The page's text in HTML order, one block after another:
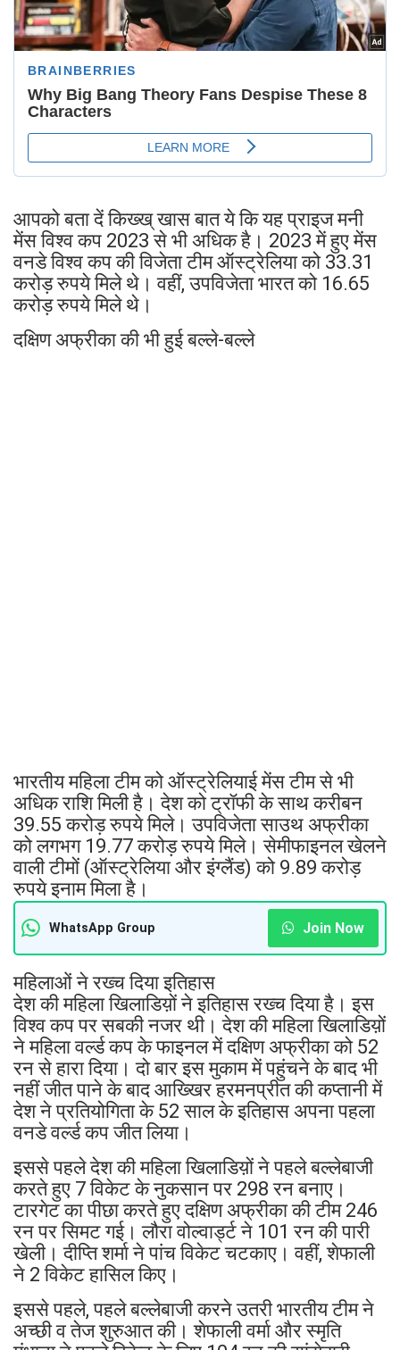
आपको बता दें किख्ख् खास बात ये कि यह प्राइज मनी
मेंस विश्व कप 2023 से भी अधिक है। 2023 में हुए मेंस
वनडे विश्व कप की विजेता टीम ऑस्ट्रेलिया को 33.31
करोड़ रुपये मिले थे। वहीं, उपविजेता भारत को 16.65
करोड़ रुपये मिले थे।
दक्षिण अफ्रीका की भी हुई बल्ले-बल्ले
भारतीय महिला टीम को ऑस्ट्रेलियाई मेंस टीम से भी
अधिक राशि मिली है। देश को ट्रॉफी के साथ करीबन
39.55 करोड़ रुपये मिले। उपविजेता साउथ अफ्रीका
को लगभग 19.77 करोड़ रुपये मिले। सेमीफाइनल खेलने
वाली टीमों (ऑस्ट्रेलिया और इंग्लैंड) को 9.89 करोड़
रुपये इनाम मिला है।
WhatsApp Group Join Now
महिलाओं ने रख्च दिया इतिहास
देश की महिला खिलाडिय़ों ने इतिहास रख्च दिया है। इस
विश्व कप पर सबकी नजर थी। देश की महिला खिलाडिय़ों
ने महिला वर्ल्ड कप के फाइनल में दक्षिण अफ्रीका को 52
रन से हारा दिया। दो बार इस मुकाम में पहुंचने के बाद भी
नहीं जीत पाने के बाद आख्खिर हरमनप्रीत की कप्तानी में
देश ने प्रतियोगिता के 52 साल के इतिहास अपना पहला
वनडे वर्ल्ड कप जीत लिया।
इससे पहले देश की महिला खिलाडिय़ों ने पहले बल्लेबाजी
करते हुए 7 विकेट के नुकसान पर 298 रन बनाए।
टारगेट का पीछा करते हुए दक्षिण अफ्रीका की टीम 246
रन पर सिमट गई। लौरा वोल्वार्ड्ट ने 101 रन की पारी
खेली। दीप्ति शर्मा ने पांच विकेट चटकाए। वहीं, शेफाली
ने 2 विकेट हासिल किए।
इससे पहले, पहले बल्लेबाजी करने उतरी भारतीय टीम ने
अच्छी व तेज शुरुआत की। शेफाली वर्मा और स्मृति